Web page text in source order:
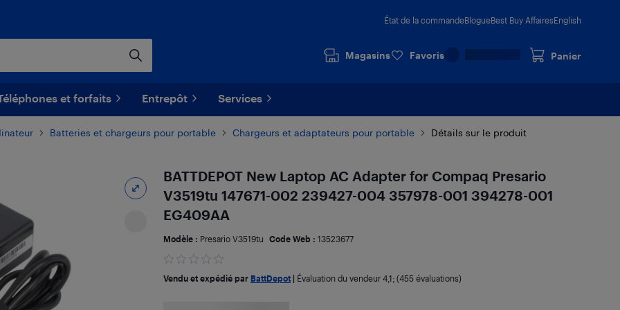
État de la commandeBlogueBest Buy AffairesEnglish
Magasins Favoris Panier
et forfaits Entrepôt Services
​Batteries et chargeurs pour portable Chargeurs et adaptateurs pour portable Détails sur le produit
BATTDEPOT New Laptop AC Adapter for Compaq Presario
V3519tu 147671-002 239427-004 357978-001 394278-001
EG409AA
Modèle : Presario V3519tu Code Web : 13523677
Vendu et expédié par BattDepot| Évaluation du vendeur 4,1; (455 évaluations)